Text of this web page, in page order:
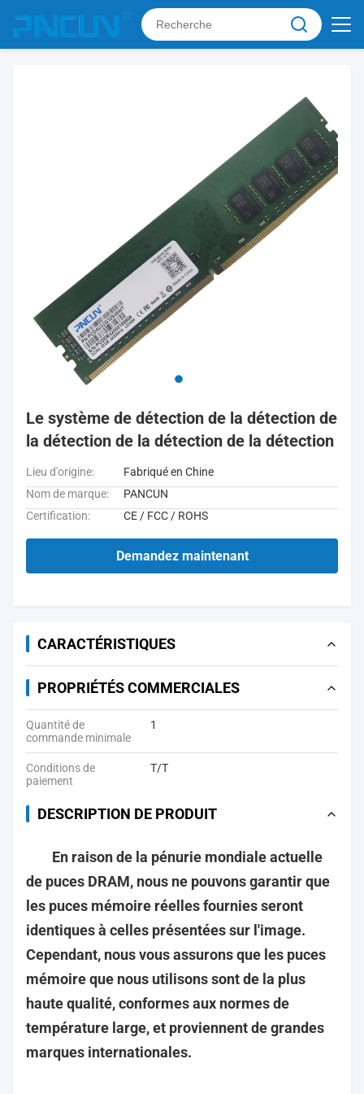
Le système de détection de la détection de
la détection de la détection de la détection
Lieu d'origine:
Fabriqué en Chine
Nom de marque:
PANCUN
Certification:
CE / FCC / ROHS
Demandez maintenant
CARACTÉRISTIQUES
PROPRIÉTÉS COMMERCIALES
Quantité de
commande minimale
1
Conditions de
paiement
T/T
DESCRIPTION DE PRODUIT
En raison de la pénurie mondiale actuelle
de puces DRAM, nous ne pouvons garantir que
les puces mémoire réelles fournies seront
identiques à celles présentées sur l'image.
Cependant, nous vous assurons que les puces
mémoire que nous utilisons sont de la plus
haute qualité, conformes aux normes de
température large, et proviennent de grandes
marques internationales.